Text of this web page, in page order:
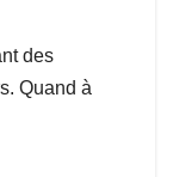
des
Quand à